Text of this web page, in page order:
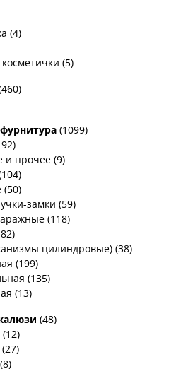
(4)
(5)
(1099)
и прочее (9)
(50)
замки (59)
(118)
цилиндровые) (38)
(199)
(135)
(13)
(48)